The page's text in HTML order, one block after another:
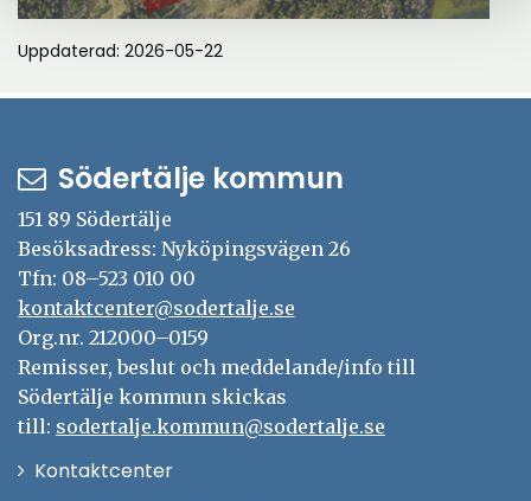
Uppdaterad: 2026-05-22
Södertälje kommun
151 89 Södertälje
Besöksadress: Nyköpingsvägen 26
Tfn: 08–523 010 00
kontaktcenter@sodertalje.se
Org.nr. 212000–0159
Remisser, beslut och meddelande/info till
Södertälje kommun skickas
till: sodertalje.kommun@sodertalje.se
KontaktcenterÖppna